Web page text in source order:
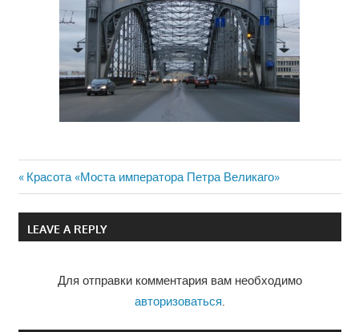
Навигация
по
Previous
Post:
Красота «Моста императора Петра Великаго»
LEAVE A REPLY
Для отправки комментария вам необходимо
авторизоваться